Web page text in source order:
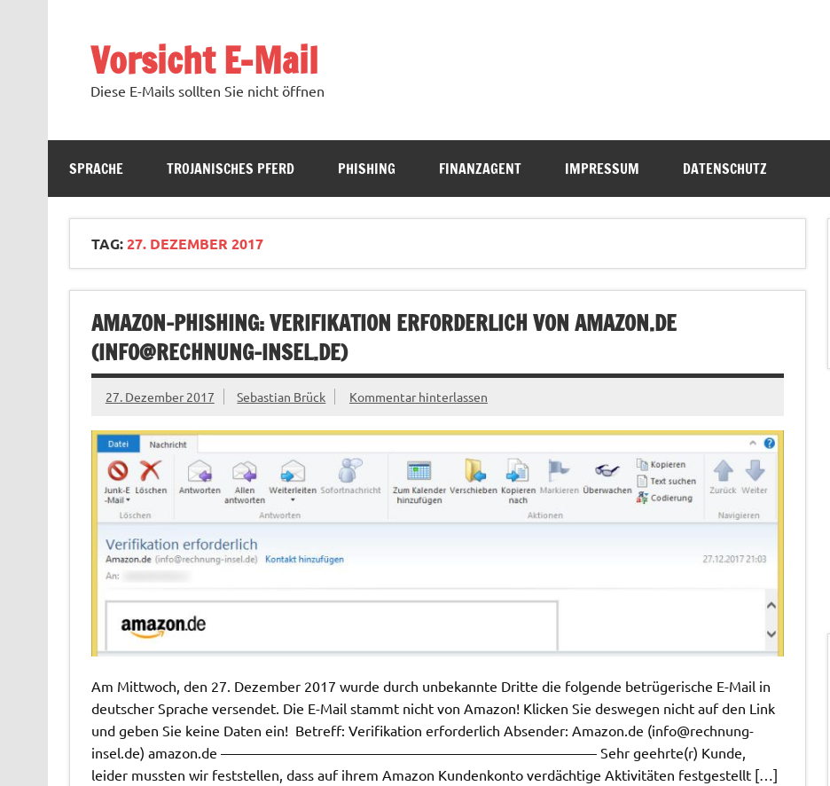
Vorsicht E-Mail
Diese E-Mails sollten Sie nicht öffnen
SPRACHE TROJANISCHES PFERD PHISHING FINANZAGENT IMPRESSUM DATENSCHUTZ
TAG:27. DEZEMBER 2017
AMAZON-PHISHING: VERIFIKATION ERFORDERLICH VON AMAZON.DE
(INFO@RECHNUNG-INSEL.DE)
27. Dezember 2017 Sebastian Brück Kommentar hinterlassen
Am Mittwoch, den 27. Dezember 2017 wurde durch unbekannte Dritte die folgende betrügerische E-Mail in
deutscher Sprache versendet. Die E-Mail stammt nicht von Amazon! Klicken Sie deswegen nicht auf den Link
und geben Sie keine Daten ein! Betreff: Verifikation erforderlich Absender: Amazon.de (info@rechnung-
insel.de) amazon.de ——————————————————————————– Sehr geehrte(r) Kunde,
leider mussten wir feststellen, dass auf ihrem Amazon Kundenkonto verdächtige Aktivitäten festgestellt […]